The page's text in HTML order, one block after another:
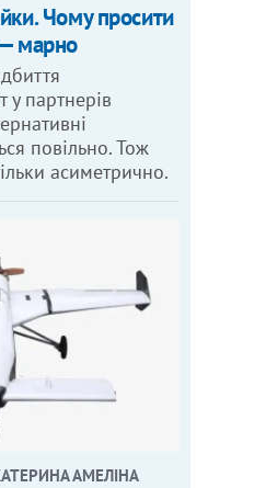
Чому просити
— марно
у партнерів
повільно. Тож
асиметрично.
АМЕЛІНА